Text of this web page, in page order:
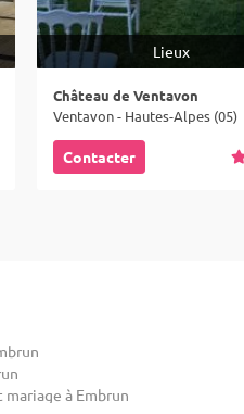
Lieux
Château de Ventavon
Ventavon - Hautes-Alpes (05)
Contacter
à Embrun